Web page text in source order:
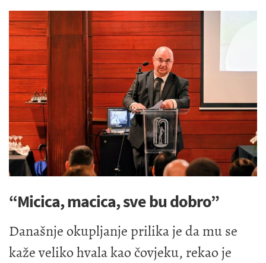
“Micica, macica, sve bu dobro”
Današnje okupljanje prilika je da mu se
kaže veliko hvala kao čovjeku, rekao je